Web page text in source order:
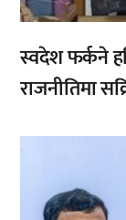
स्वदेश फर्कने
राजनीतिमा
,